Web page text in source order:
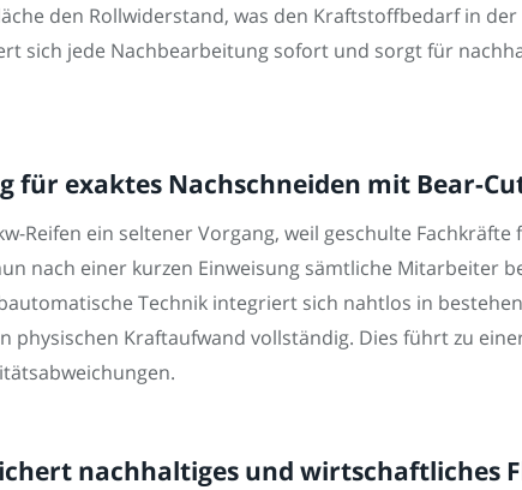
den Rollwiderstand, was den Kraftstoffbedarf in
sich jede Nachbearbeitung sofort und sorgt für
für exaktes Nachschneiden mit Bear-
Reifen ein seltener Vorgang, weil geschulte
nach einer kurzen Einweisung sämtliche Mitarbeiter
Technik integriert sich nahtlos in
Kraftaufwand vollständig. Dies führt zu
nachhaltiges und wirtschaftliches